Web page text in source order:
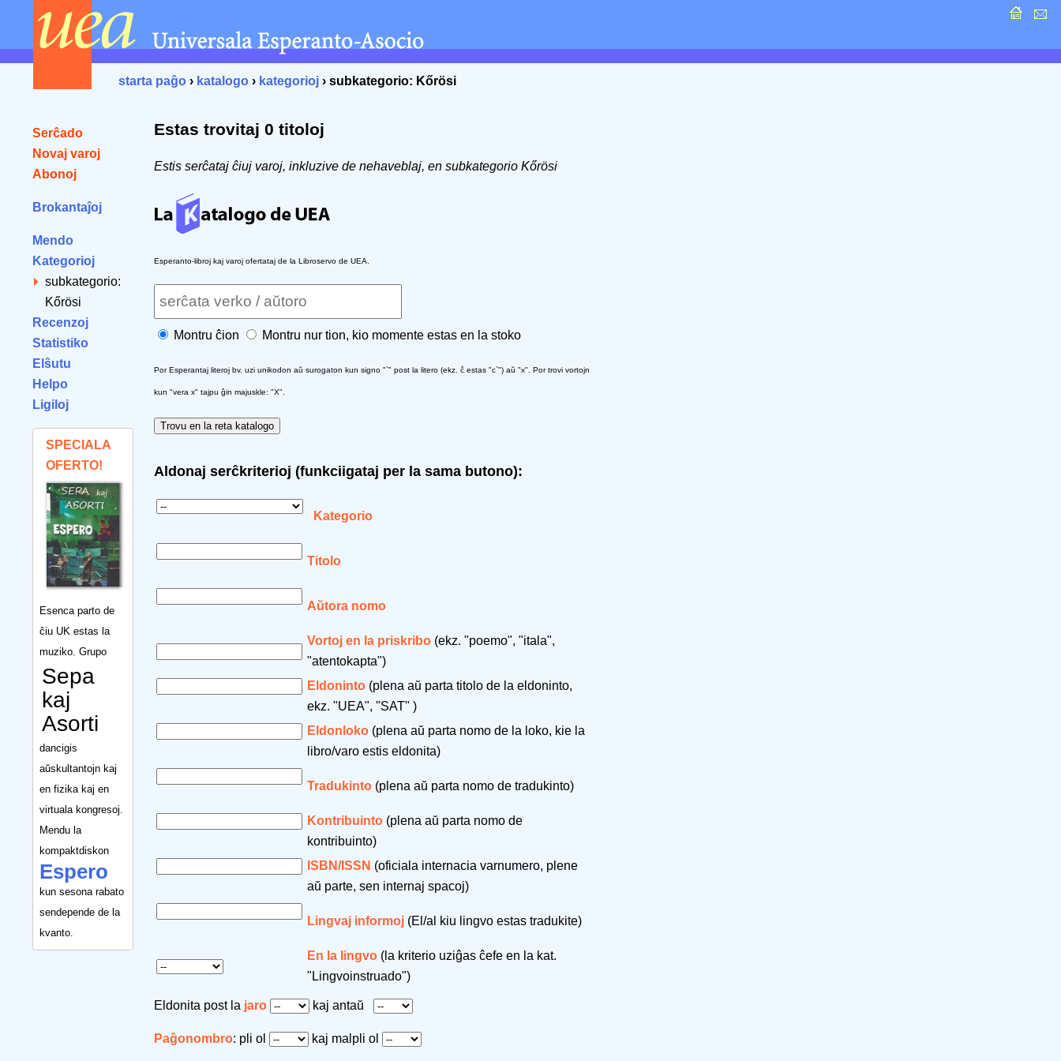
starta paĝo › katalogo › kategorioj › subkategorio: Kőrösi
Serĉado
Novaj varoj
Abonoj
Brokantaĵoj
Mendo
Kategorioj
subkategorio:
Kőrösi
Recenzoj
Statistiko
Elŝutu
Helpo
Ligiloj
SPECIALA
OFERTO!
Esenca parto de
ĉiu UK estas la
muziko. Grupo
Sepa
kaj
Asorti
dancigis
aŭskultantojn kaj
en fizika kaj en
virtuala kongresoj.
Mendu la
kompaktdiskon
Espero
kun sesona rabato
sendepende de la
kvanto.
Estas trovitaj 0 titoloj
Estis serĉataj ĉiuj varoj, inkluzive de nehaveblaj, en subkategorio Kőrösi
Esperanto-libroj kaj varoj ofertataj de la Libroservo de UEA.
Montru ĉion Montru nur tion, kio momente estas en la stoko
Por Esperantaj literoj bv. uzi unikodon aŭ surogaton kun signo "`" post la litero (ekz. ĉ estas "c`") aŭ "x". Por trovi vortojn
kun "vera x" tajpu ĝin majuskle: "X".
Aldonaj serĉkriterioj (funkciigataj per la sama butono):
Kategorio
Titolo
Aŭtora nomo
Vortoj en la priskribo (ekz. "poemo", "itala",
"atentokapta")
Eldoninto (plena aŭ parta titolo de la eldoninto,
ekz. "UEA", "SAT" )
Eldonloko (plena aŭ parta nomo de la loko, kie la
libro/varo estis eldonita)
Tradukinto (plena aŭ parta nomo de tradukinto)
Kontribuinto (plena aŭ parta nomo de
kontribuinto)
ISBN/ISSN (oficiala internacia varnumero, plene
aŭ parte, sen internaj spacoj)
Lingvaj informoj (El/al kiu lingvo estas tradukite)
En la lingvo (la kriterio uziĝas ĉefe en la kat.
"Lingvoinstruado")
Eldonita post la jaro kaj antaŭ
Paĝonombro: pli ol kaj malpli ol